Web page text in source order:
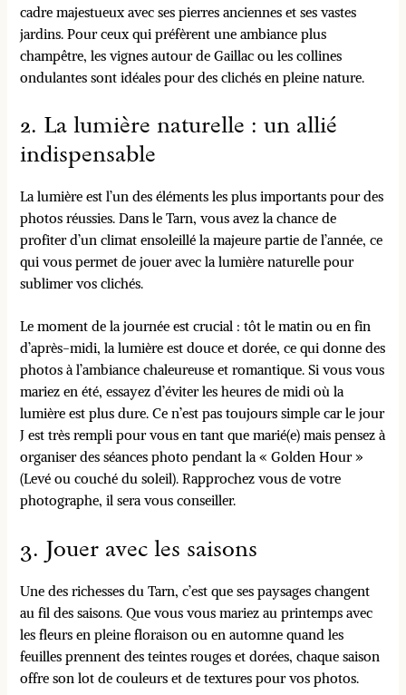
cadre majestueux avec ses pierres anciennes et ses vastes
jardins. Pour ceux qui préfèrent une ambiance plus
champêtre, les vignes autour de Gaillac ou les collines
ondulantes sont idéales pour des clichés en pleine nature.
2. La lumière naturelle : un allié
indispensable
La lumière est l’un des éléments les plus importants pour des
photos réussies. Dans le Tarn, vous avez la chance de
profiter d’un climat ensoleillé la majeure partie de l’année, ce
qui vous permet de jouer avec la lumière naturelle pour
sublimer vos clichés.
Le moment de la journée est crucial : tôt le matin ou en fin
d’après-midi, la lumière est douce et dorée, ce qui donne des
photos à l’ambiance chaleureuse et romantique. Si vous vous
mariez en été, essayez d’éviter les heures de midi où la
lumière est plus dure. Ce n’est pas toujours simple car le jour
J est très rempli pour vous en tant que marié(e) mais pensez à
organiser des séances photo pendant la « Golden Hour »
(Levé ou couché du soleil). Rapprochez vous de votre
photographe, il sera vous conseiller.
3. Jouer avec les saisons
Une des richesses du Tarn, c’est que ses paysages changent
au fil des saisons. Que vous vous mariez au printemps avec
les fleurs en pleine floraison ou en automne quand les
feuilles prennent des teintes rouges et dorées, chaque saison
offre son lot de couleurs et de textures pour vos photos.